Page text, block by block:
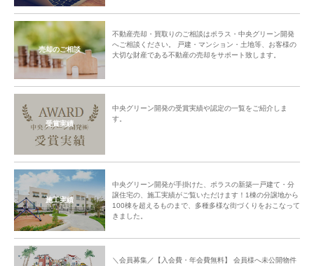
売却のご相談
不動産売却・買取りのご相談はポラス・中央グリーン開発
へご相談ください。 戸建・マンション・土地等、お客様の
大切な財産である不動産の売却をサポート致します。
受賞実績
中央グリーン開発の受賞実績や認定の一覧をご紹介しま
す。
施工実績
中央グリーン開発が手掛けた、ポラスの新築一戸建て・分
譲住宅の、施工実績がご覧いただけます！1棟の分譲地から
100棟を超えるものまで、多種多様な街づくりをおこなって
きました。
＼会員募集／【入会費・年会費無料】 会員様へ未公開物件